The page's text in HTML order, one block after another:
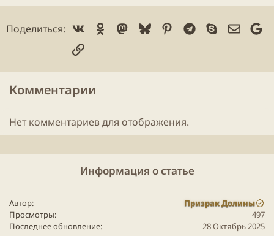
Поделиться: Vk Ok Mastodon
BlueskyPinterest
Telegram
Skype
Ссылка
Комментарии
Нет комментариев для отображения.
Информация о статье
Автор
Призрак Долины
Просмотры
497
Последнее обновление
28 Октябрь 2025